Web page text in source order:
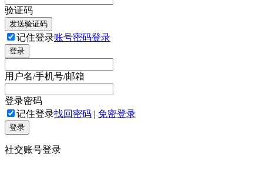
验证码
发送验证码
记住登录账号密码登录
登录
用户名/手机号/邮箱
登录密码
记住登录找回密码 | 免密登录
登录
社交账号登录